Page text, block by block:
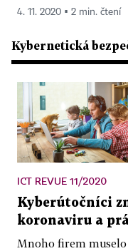
4. 11. 2020 ▪ 2 min. čtení
Kybernetická
ICT REVUE 11/2020
Kyberútočníci
koronaviru a
Mnoho firem